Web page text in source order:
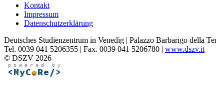
Kontakt
Impressum
Datenschutzerklärung
Deutsches Studienzentrum in Venedig | Palazzo Barbarigo della
Tel. 0039 041 5206355 | Fax. 0039 041 5206780 | www.dszv.it
© DSZV 2026